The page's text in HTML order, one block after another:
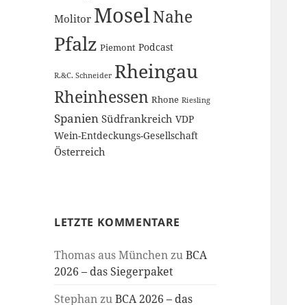
Molitor MoselNahe
Pfalz Piemont Podcast
R.&C. Schneider Rheingau
Rheinhessen Rhone Riesling
Spanien Südfrankreich VDP
Wein-Entdeckungs-Gesellschaft
Österreich
LETZTE KOMMENTARE
Thomas aus MünchenzuBCA
2026 – das Siegerpaket
StephanzuBCA 2026 – das